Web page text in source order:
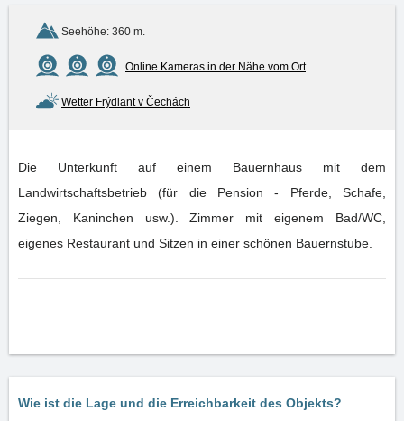
Seehöhe: 360 m.
Online Kameras in der Nähe vom Ort
Wetter Frýdlant v Čechách
Die Unterkunft auf einem Bauernhaus mit dem
Landwirtschaftsbetrieb (für die Pension - Pferde, Schafe,
Ziegen, Kaninchen usw.). Zimmer mit eigenem Bad/WC,
eigenes Restaurant und Sitzen in einer schönen Bauernstube.
Wie ist die Lage und die Erreichbarkeit des Objekts?